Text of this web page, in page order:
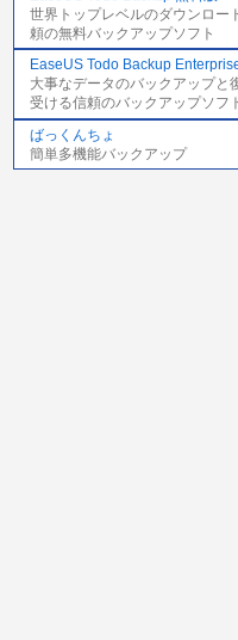
世界トップレベルのダウンロー
頼の無料バックアップソフト
EaseUS Todo Backup
大事なデータのバックアップと
受ける信頼のバックアップソフ
ばっくんちょ
簡単多機能バックアップ